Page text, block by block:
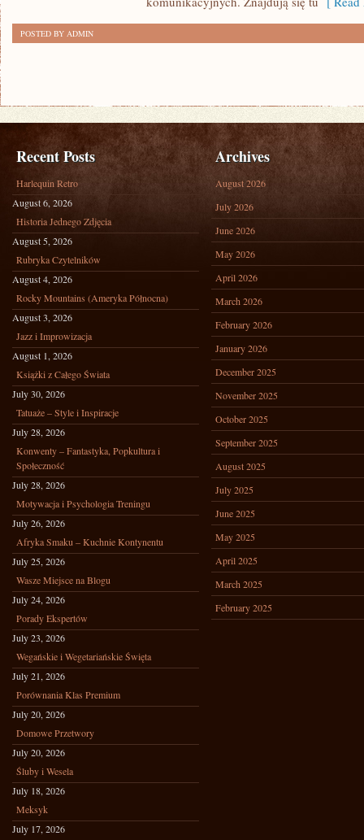
POSTED BY ADMIN
Recent Posts
Harlequin Retro
August 6, 2026
Historia Jednego Zdjęcia
August 5, 2026
Rubryka Czytelników
August 4, 2026
Rocky Mountains (Ameryka Północna)
August 3, 2026
Jazz i Improwizacja
August 1, 2026
Książki z Całego Świata
July 30, 2026
Tatuaże – Style i Inspiracje
July 28, 2026
Konwenty – Fantastyka, Popkultura i
Społeczność
July 28, 2026
Motywacja i Psychologia Treningu
July 26, 2026
Afryka Smaku – Kuchnie Kontynentu
July 25, 2026
Wasze Miejsce na Blogu
July 24, 2026
Porady Ekspertów
July 23, 2026
Wegańskie i Wegetariańskie Święta
July 21, 2026
Porównania Klas Premium
July 20, 2026
Domowe Przetwory
July 20, 2026
Śluby i Wesela
July 18, 2026
Meksyk
July 17, 2026
Archives
August 2026
July 2026
June 2026
May 2026
April 2026
March 2026
February 2026
January 2026
December 2025
November 2025
October 2025
September 2025
August 2025
July 2025
June 2025
May 2025
April 2025
March 2025
February 2025